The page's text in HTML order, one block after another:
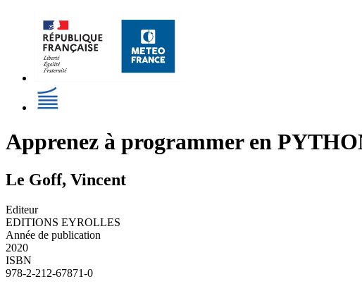
Apprenez à programmer en
Le Goff, Vincent
Editeur
EDITIONS EYROLLES
Année de publication
2020
ISBN
978-2-212-67871-0